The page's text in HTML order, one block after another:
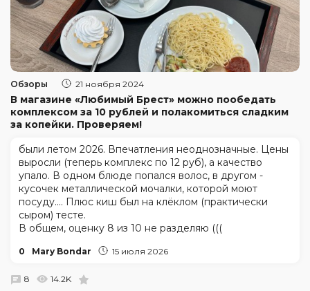
Обзоры 21 ноября 2024
В магазине «Любимый Брест» можно пообедать
комплексом за 10 рублей и полакомиться сладким
за копейки. Проверяем!
были летом 2026. Впечатления неоднозначные. Цены
выросли (теперь комплекс по 12 руб), а качество
упало. В одном блюде попался волос, в другом -
кусочек металлической мочалки, которой моют
посуду.... Плюс киш был на клёклом (практически
сыром) тесте.
В общем, оценку 8 из 10 не разделяю (((
0 Mary Bondar 15 июля 2026
8 14.2K